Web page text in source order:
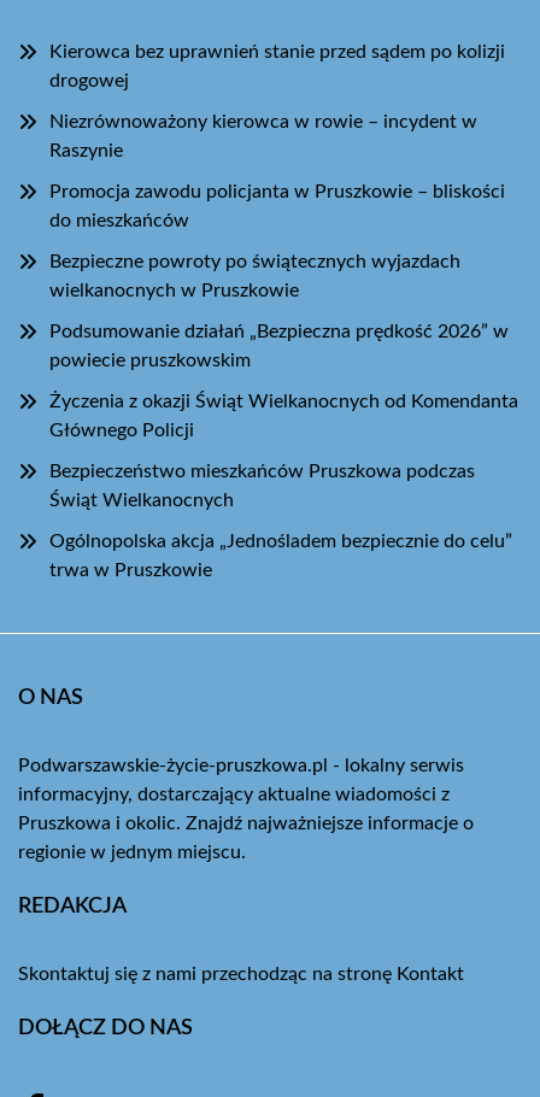
Kierowca bez uprawnień stanie przed sądem po kolizji
drogowej
Niezrównoważony kierowca w rowie – incydent w
Raszynie
Promocja zawodu policjanta w Pruszkowie – bliskości
do mieszkańców
Bezpieczne powroty po świątecznych wyjazdach
wielkanocnych w Pruszkowie
Podsumowanie działań „Bezpieczna prędkość 2026” w
powiecie pruszkowskim
Życzenia z okazji Świąt Wielkanocnych od Komendanta
Głównego Policji
Bezpieczeństwo mieszkańców Pruszkowa podczas
Świąt Wielkanocnych
Ogólnopolska akcja „Jednośladem bezpiecznie do celu”
trwa w Pruszkowie
O NAS
Podwarszawskie-życie-pruszkowa.pl - lokalny serwis
informacyjny, dostarczający aktualne wiadomości z
Pruszkowa i okolic. Znajdź najważniejsze informacje o
regionie w jednym miejscu.
REDAKCJA
Skontaktuj się z nami przechodząc na stronę Kontakt
DOŁĄCZ DO NAS